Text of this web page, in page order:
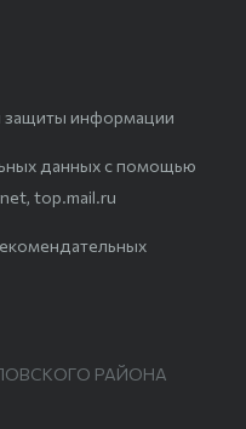
защиты информации
данных с помощью
top.mail.ru
РАЙОНА